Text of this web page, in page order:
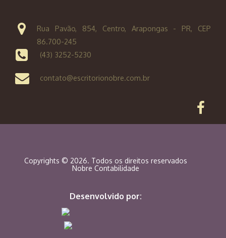
Rua Pavão, 854, Centro, Arapongas - PR, CEP
86.700-245
(43) 3252-5230
contato@escritorionobre.com.br
Copyrights © 2026. Todos os direitos reservados
Nobre Contabilidade
Desenvolvido por: